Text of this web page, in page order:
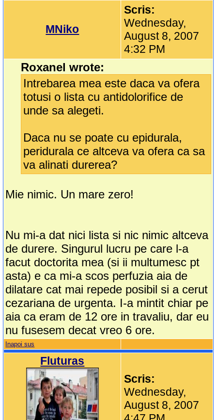
MNiko
Scris:
Wednesday,
August 8, 2007
4:32 PM
Roxanel wrote:
Intrebarea mea este daca va ofera
totusi o lista cu antidolorifice de
unde sa alegeti.
Daca nu se poate cu epidurala,
peridurala ce altceva va ofera ca sa
va alinati durerea?
Mie nimic. Un mare zero!
Nu mi-a dat nici lista si nic nimic altceva
de durere. Singurul lucru pe care l-a
facut doctorita mea (si ii multumesc pt
asta) e ca mi-a scos perfuzia aia de
dilatare cat mai repede posibil si a cerut
cezariana de urgenta. I-a mintit chiar pe
aia ca eram de 12 ore in travaliu, dar eu
nu fusesem decat vreo 6 ore.
Inapoi sus
Fluturas
Scris:
Wednesday,
August 8, 2007